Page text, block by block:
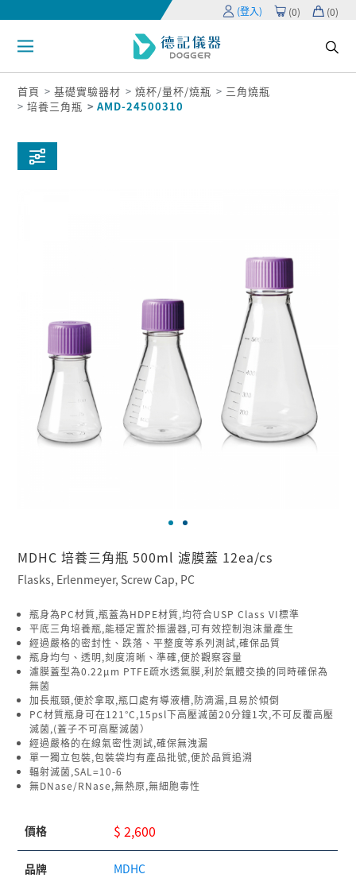
(登入) (0) (0)
首頁 基礎實驗器材 燒杯/量杯/燒瓶
三角燒瓶
培養三角瓶
AMD-24500310
MDHC 培養三角瓶 500ml 濾膜蓋 12ea/cs
Flasks, Erlenmeyer, Screw Cap, PC
瓶身為PC材質,瓶蓋為HDPE材質,均符合USP Class VI標準
平底三角培養瓶,能穩定置於振盪器,可有效控制泡沫量產生
經過嚴格的密封性、跌落、平整度等系列測試,確保品質
瓶身均勻、透明,刻度淯晰、準確,便於觀察容量
濾膜蓋型為0.22µm PTFE疏水透氣膜,利於氣體交換的同時確保為
無菌
加長瓶頸,便於拿取,瓶口處有導液槽,防滴漏,且易於傾倒
PC材質瓶身可在121°C,15psl下高壓滅菌20分鐘1次,不可反覆高壓
滅菌,(蓋子不可高壓滅菌）
經過嚴格的在線氣密性測試,確保無洩漏
單一獨立包裝,包裝袋均有產品批號,便於品質追溯
輻射滅菌,SAL=10-6
無DNase/RNase,無熱原,無細胞毒性
價格 $ 2,600
品牌 MDHC